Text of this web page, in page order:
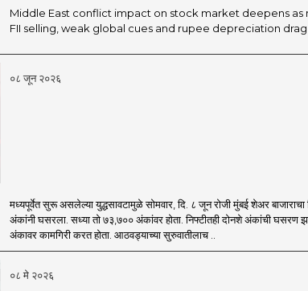
Middle East conflict impact on stock market deepens as
FII selling, weak global cues and rupee depreciation
०८ जून २०२६
मध्यपूर्वेत सुरू असलेल्या युद्धसावटामुळे सोमवार, दि. ८ जून रोजी मुंबई शेअर
अंकांनी घसरला. सध्या तो ७३,७०० अंकांवर होता. निफ्टीतही दोनशे अंकांची घसरण
अंकावर कामगिरी करत होता. आठवड्याच्या सुरुवातीलाच ..
०८ मे २०२६